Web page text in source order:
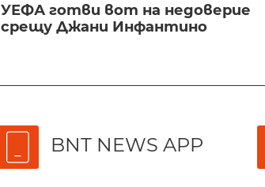
УЕФА готви вот на недоверие
срещу Джани Инфантино
BNT NEWS APP